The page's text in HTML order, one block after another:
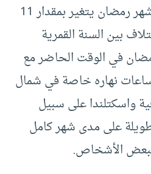
ومن المعلوم أن توقيت شهر رمضان يتغير بمقدار 11
بين السنة القمرية
في الوقت الحاضر مع
نهاره خاصة في شمال
واسكتلندا على سبيل
طويلة على مدى شهر كامل
الأشخاص.